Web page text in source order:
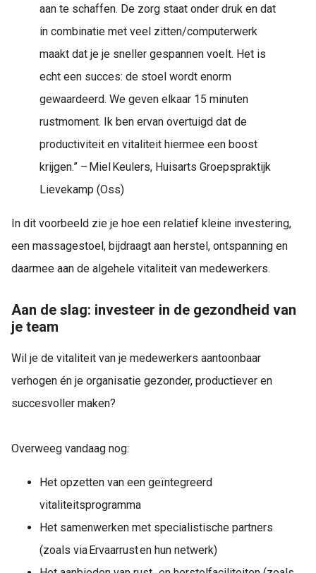
aan te schaffen. De zorg staat onder druk en dat
in combinatie met veel zitten/computerwerk
maakt dat je je sneller gespannen voelt. Het is
echt een succes: de stoel wordt enorm
gewaardeerd. We geven elkaar 15 minuten
rustmoment. Ik ben ervan overtuigd dat de
productiviteit en vitaliteit hiermee een boost
krijgen.” – Miel Keulers, Huisarts Groepspraktijk
Lievekamp (Oss)
In dit voorbeeld zie je hoe een relatief kleine investering,
een massagestoel, bijdraagt aan herstel, ontspanning en
daarmee aan de algehele vitaliteit van medewerkers.
Aan de slag: investeer in de gezondheid van
je team
Wil je de vitaliteit van je medewerkers aantoonbaar
verhogen én je organisatie gezonder, productiever en
succesvoller maken?
Overweeg vandaag nog:
Het opzetten van een geïntegreerd
vitaliteitsprogramma
Het samenwerken met specialistische partners
(zoals via Ervaarrust en hun netwerk)